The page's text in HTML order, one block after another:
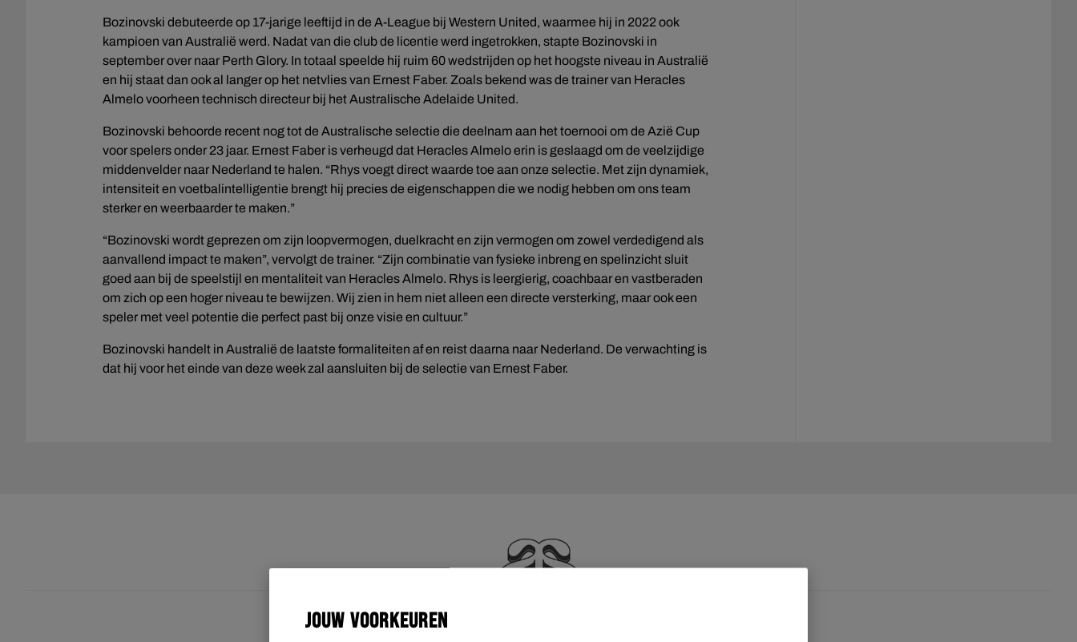
JOUW VOORKEUREN
Bozinovski debuteerde op 17-jarige leeftijd in de A-League bij Western United, waarmee hij in 2022 ook
kampioen van Australië werd. Nadat van die club de licentie werd ingetrokken, stapte Bozinovski in
september over naar Perth Glory. In totaal speelde hij ruim 60 wedstrijden op het hoogste niveau in Australië
en hij staat dan ook al langer op het netvlies van Ernest Faber. Zoals bekend was de trainer van Heracles
Almelo voorheen technisch directeur bij het Australische Adelaide United.
Bozinovski behoorde recent nog tot de Australische selectie die deelnam aan het toernooi om de Azië Cup
voor spelers onder 23 jaar. Ernest Faber is verheugd dat Heracles Almelo erin is geslaagd om de veelzijdige
middenvelder naar Nederland te halen. “Rhys voegt direct waarde toe aan onze selectie. Met zijn dynamiek,
intensiteit en voetbalintelligentie brengt hij precies de eigenschappen die we nodig hebben om ons team
sterker en weerbaarder te maken.”
“Bozinovski wordt geprezen om zijn loopvermogen, duelkracht en zijn vermogen om zowel verdedigend als
aanvallend impact te maken”, vervolgt de trainer. “Zijn combinatie van fysieke inbreng en spelinzicht sluit
goed aan bij de speelstijl en mentaliteit van Heracles Almelo. Rhys is leergierig, coachbaar en vastberaden
om zich op een hoger niveau te bewijzen. Wij zien in hem niet alleen een directe versterking, maar ook een
speler met veel potentie die perfect past bij onze visie en cultuur.”
Bozinovski handelt in Australië de laatste formaliteiten af en reist daarna naar Nederland. De verwachting is
dat hij voor het einde van deze week zal aansluiten bij de selectie van Ernest Faber.